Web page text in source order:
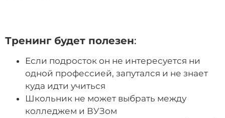
Тренинг будет полезен:
Если подросток он не интересуется ни
одной профессией, запутался и не знает
куда идти учиться
Школьник не может выбрать между
колледжем и ВУЗом